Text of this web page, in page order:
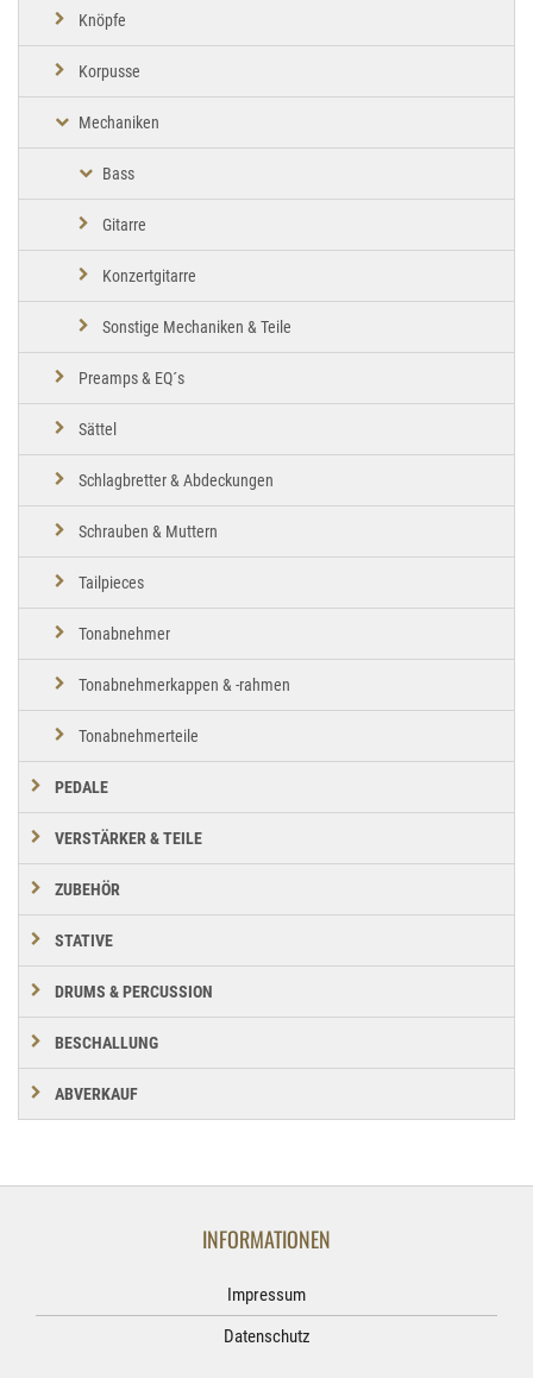
Knöpfe
Korpusse
Mechaniken
Bass
Gitarre
Konzertgitarre
Sonstige Mechaniken & Teile
Preamps & EQ´s
Sättel
Schlagbretter & Abdeckungen
Schrauben & Muttern
Tailpieces
Tonabnehmer
Tonabnehmerkappen & -rahmen
Tonabnehmerteile
PEDALE
VERSTÄRKER & TEILE
ZUBEHÖR
STATIVE
DRUMS & PERCUSSION
BESCHALLUNG
ABVERKAUF
INFORMATIONEN
Impressum
Datenschutz